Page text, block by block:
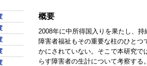
概要
2008年に中所得国入りを果たし、
障害者福祉もその重要な柱のひと
かにされていない。そこで本研究
らす障害者の生計について考察する。